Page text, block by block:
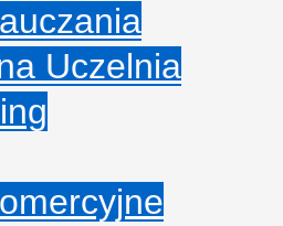
Uczelnia